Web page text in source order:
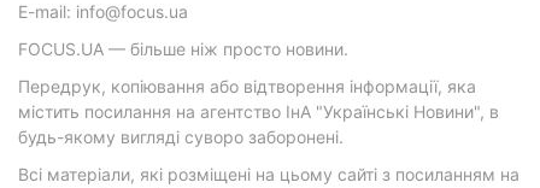
E-mail: info@focus.ua
FOCUS.UA — більше ніж просто новини.
Передрук, копіювання або відтворення інформації, яка
містить посилання на агентство ІнА "Українські Новини", в
будь-якому вигляді суворо заборонені.
Всі матеріали, які розміщені на цьому сайті з посиланням на